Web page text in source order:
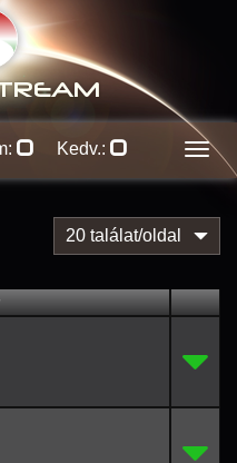
Kedv.:
20 találat/oldal
/118
/8